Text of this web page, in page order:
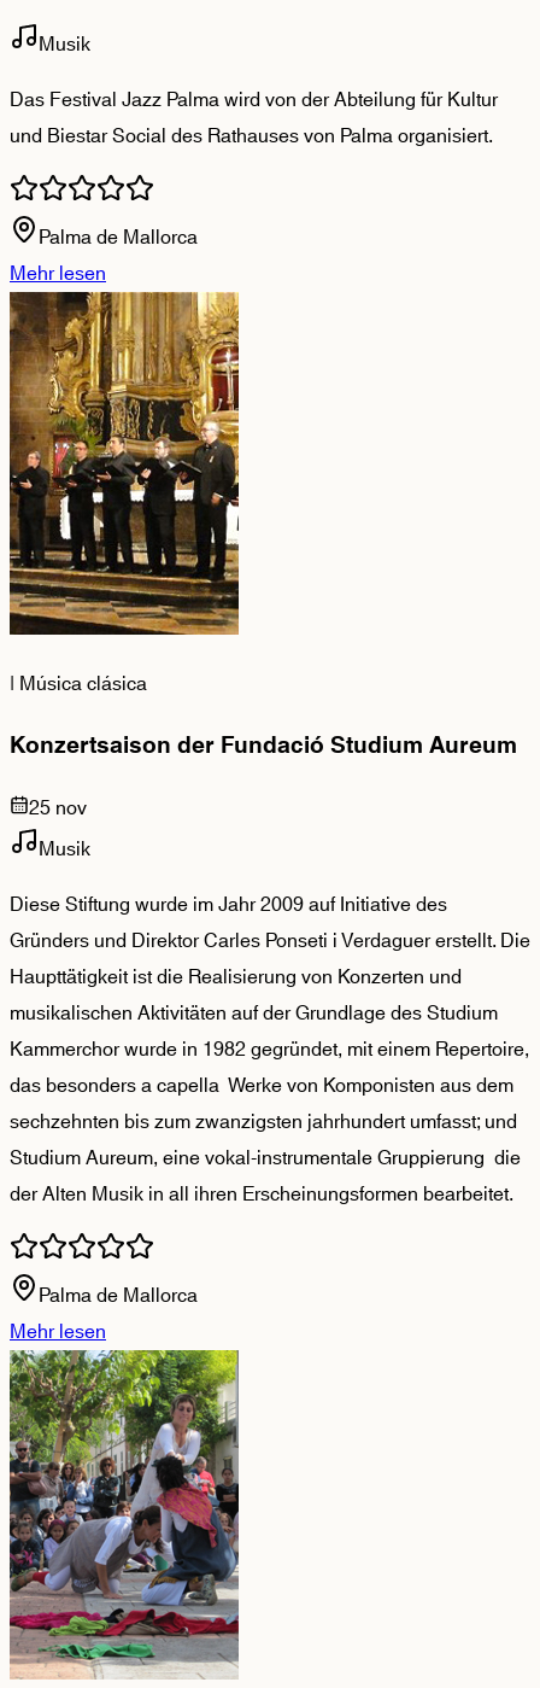
Musik
Das Festival Jazz Palma wird von der Abteilung für Kultur
und Biestar Social des Rathauses von Palma organisiert.
Palma de Mallorca
Mehr lesen
| Música clásica
Konzertsaison der Fundació Studium Aureum
25 nov
Musik
Diese Stiftung wurde im Jahr 2009 auf Initiative des
Gründers und Direktor Carles Ponseti i Verdaguer erstellt. Die
Haupttätigkeit ist die Realisierung von Konzerten und
musikalischen Aktivitäten auf der Grundlage des Studium
Kammerchor wurde in 1982 gegründet, mit einem Repertoire,
das besonders a capella Werke von Komponisten aus dem
sechzehnten bis zum zwanzigsten jahrhundert umfasst; und
Studium Aureum, eine vokal-instrumentale Gruppierung die
der Alten Musik in all ihren Erscheinungsformen bearbeitet.
Palma de Mallorca
Mehr lesen